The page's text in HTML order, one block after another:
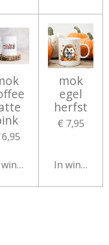
mok
egel
herfst
€ 7,95
In